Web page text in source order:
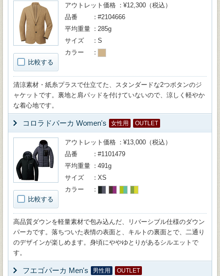
比較する
アウトレット価格
¥12,300（税込）
品番
#2104666
平均重量
285g
サイズ
S
カラー
清涼素材・紙糸プラスで仕立てた、スタンダードな2つボタンのジ
ャケットです。裏地と肩パッドを付けていないので、涼しく軽やか
な着心地です。
コロラドパーカ Women's 女性用 OUTLET
比較する
アウトレット価格
¥13,000（税込）
品番
#1101479
平均重量
491g
サイズ
XS
カラー
高品質ダウンを軽量素材で包み込んだ、リバーシブル仕様のダウン
パーカです。落ちついた表情の表面と、キルトの裏面とで、二通り
のデザインが楽しめます。身頃にややゆとりがあるシルエットで
す。
フエゴパーカ Men's 男性用 OUTLET